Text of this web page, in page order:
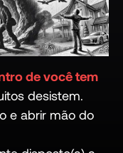
de você tem
desistem.
e abrir mão do